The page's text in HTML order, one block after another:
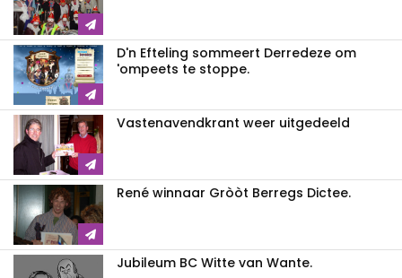
D'n Efteling sommeert Derredeze om
'ompeets te stoppe.
Vastenavendkrant weer uitgedeeld
René winnaar Gròòt Berregs Dictee.
Jubileum BC Witte van Wante.